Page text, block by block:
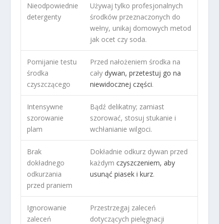
Nieodpowiednie
detergenty
Używaj tylko profesjonalnych
środków przeznaczonych do
wełny, unikaj domowych metod
jak ocet czy soda.
Pomijanie testu
środka
czyszczącego
Przed nałożeniem środka na
cały dywan, przetestuj go na
niewidocznej części.
Intensywne
szorowanie
plam
Bądź delikatny; zamiast
szorować, stosuj stukanie i
wchłanianie wilgoci.
Brak
dokładnego
odkurzania
przed praniem
Dokładnie odkurz dywan przed
każdymczyszczeniem, aby
usunąć piasek i kurz.
Ignorowanie
zaleceń
Przestrzegaj zaleceń
dotyczących pielęgnacji